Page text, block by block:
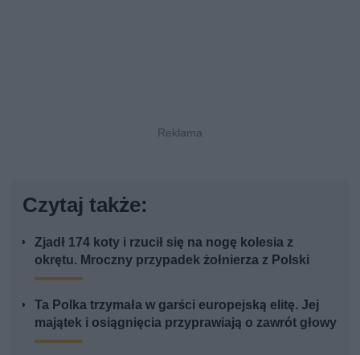
Czytaj także:
Zjadł 174 koty i rzucił się na nogę kolesia z
okrętu. Mroczny przypadek żołnierza z Polski
Ta Polka trzymała w garści europejską elitę. Jej
majątek i osiągnięcia przyprawiają o zawrót głowy